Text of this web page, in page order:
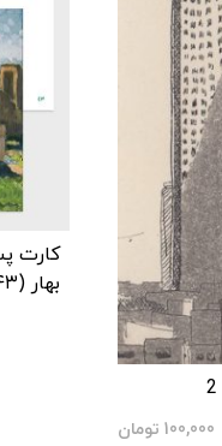
100,000 تومان
کارت
بهار (۴۳)